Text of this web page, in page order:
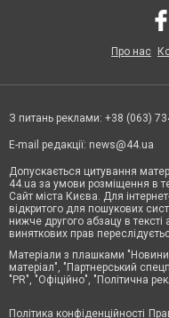
Про нас
З питань реклами: +38 (063)
E-mail редакції: news@44.ua
Допускається цитування
44.ua за умови розміщення в
Сайт міста Києва. Для
відкритого для пошукових
нижче другого абзацу в
виняткових прав
Матеріали з плашками
матеріал", "Партнерський
"PR", "Офіційно", "Політична
Політика конфіденційності